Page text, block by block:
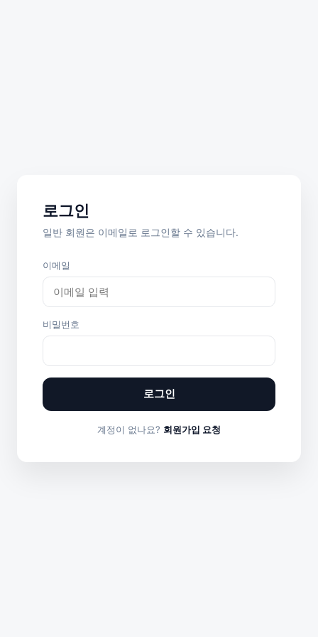
로그인
일반 회원은 이메일로 로그인할 수 있습니다.
이메일
비밀번호
로그인
계정이 없나요? 회원가입 요청